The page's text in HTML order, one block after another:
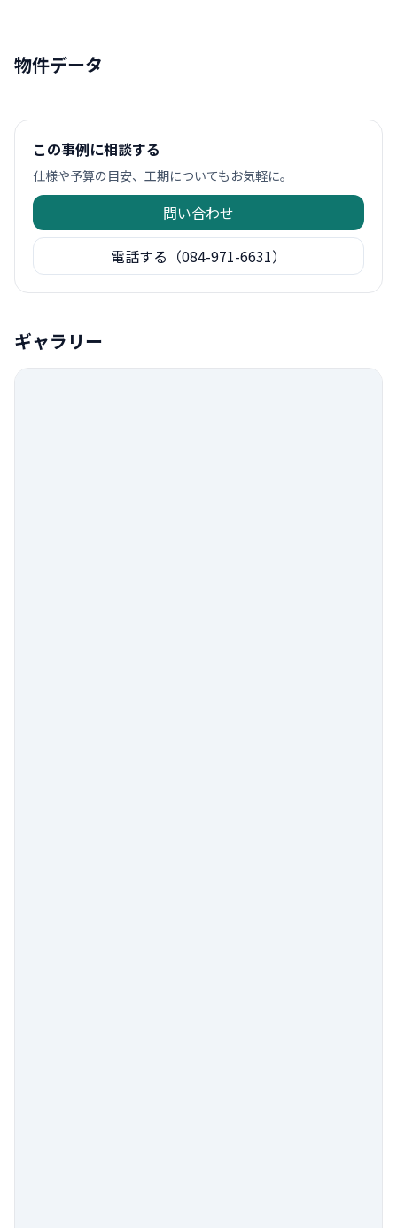
物件データ
この事例に相談する
仕様や予算の目安、工期についてもお気軽に。
問い合わせ
電話する（084-971-6631）
ギャラリー